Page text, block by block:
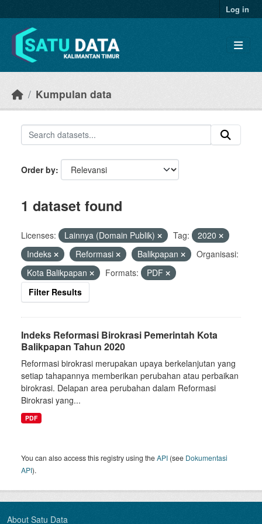
Log in
Kumpulan data
Order by
1 dataset found
Licenses: Lainnya (Domain Publik) Tag:
2020
Indeks
Reformasi Balikpapan
Organisasi:
Kota Balikpapan
Formats:
PDF
Filter Results
Indeks Reformasi Birokrasi Pemerintah Kota
Balikpapan Tahun 2020
Reformasi birokrasi merupakan upaya berkelanjutan yang
setiap tahapannya memberikan perubahan atau perbaikan
birokrasi. Delapan area perubahan dalam Reformasi
Birokrasi yang...
PDF
You can also access this registry using theAPI (see Dokumentasi
API).
About Satu Data